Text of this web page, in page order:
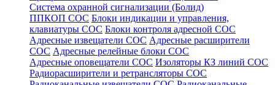
Система охранной сигнализации (Болид)
ППКОП СОС Блоки индикации и управления,
клавиатуры СОС Блоки контроля адресной СОС
Адресные извещатели СОС Адресные расширители
СОС Адресные релейные блоки СОС
Адресные оповещатели СОС Изоляторы КЗ линий СОС
Радиорасширители и ретрансляторы СОС